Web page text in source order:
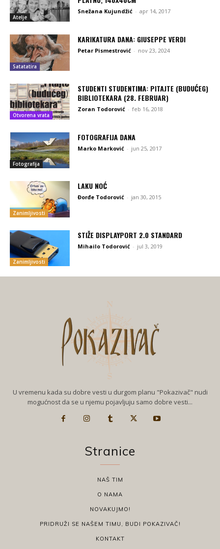
Atelje
Snežana Kujundžić - apr 14, 2017
Satatatira
KARIKATURA DANA: GIUSEPPE VERDI
Petar Pismestrović - nov 23, 2024
Otvorena vrata
STUDENTI STUDENTIMA: PITAJTE (BUDUĆEG)
BIBLIOTEKARA (28. FEBRUAR)
Zoran Todorović - feb 16, 2018
Fotografija
FOTOGRAFIJA DANA
Marko Marković - jun 25, 2017
Zanimljivosti
LAKU NOĆ
Đorđe Todorović - jan 30, 2015
Zanimljivosti
STIŽE DISPLAYPORT 2.0 STANDARD
Mihailo Todorović - jul 3, 2019
U vremenu kada su dobre vesti u durgom planu "Pokazivač" nudi
mogućnost da se u njemu pojavljuju samo dobre vesti...
Stranice
NAŠ TIM
O NAMA
NOVAKUJMO!
PRIDRUŽI SE NAŠEM TIMU, BUDI POKAZIVAČ!
KONTAKT